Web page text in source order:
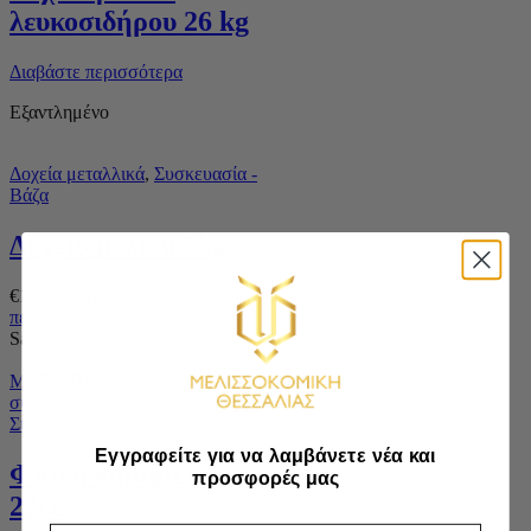
λευκοσιδήρου 26 kg
Διαβάστε περισσότερα
Εξαντλημένο
Δοχεία μεταλλικά, Συσκευασία -
Βάζα
Δοχείο μελιού 5kg
€1.55
περισσότερα
Sale
MEGA Προσφορές
Είδη
συσκευασίας βασιλικού πολτού,
Συσκευασία - Βάζα
Φιάλη καραμελέ
22cc
Εγγραφείτε για να λαμβάνετε νέα και
προσφορές μας